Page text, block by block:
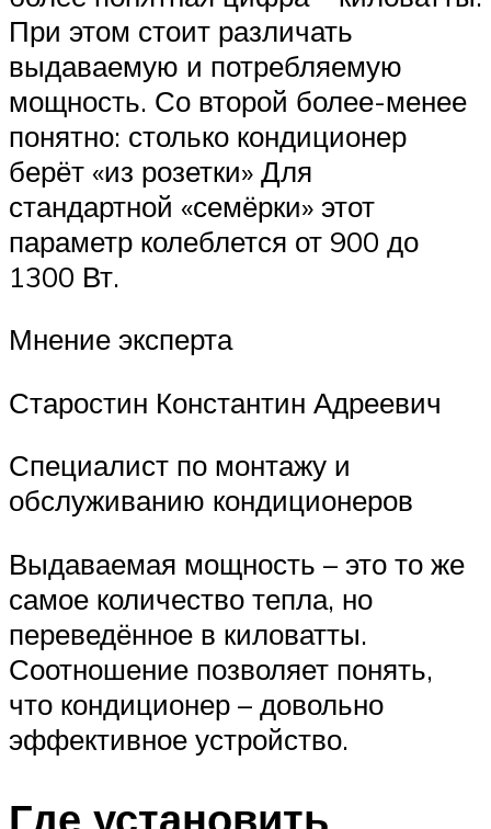
При этом стоит различать
выдаваемую и потребляемую
мощность. Со второй более-менее
понятно: столько кондиционер
берёт «из розетки» Для
стандартной «семёрки» этот
параметр колеблется от 900 до
1300 Вт.
Мнение эксперта
Старостин Константин Адреевич
Специалист по монтажу и
обслуживанию кондиционеров
Выдаваемая мощность – это то же
самое количество тепла, но
переведённое в киловатты.
Соотношение позволяет понять,
что кондиционер – довольно
эффективное устройство.